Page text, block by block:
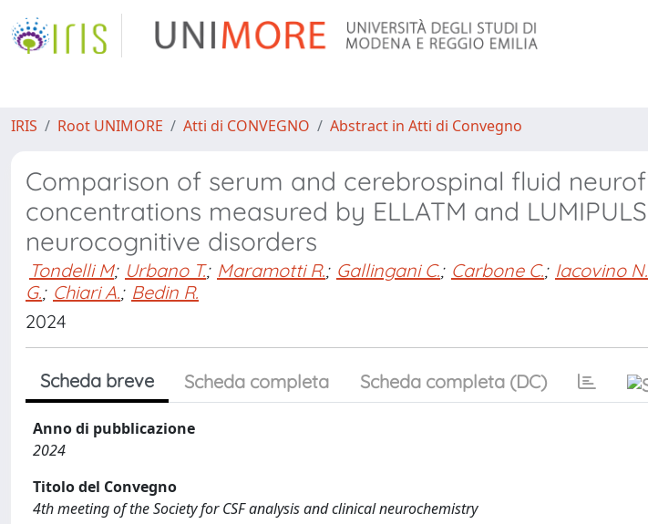
IRIS Root UNIMORE Atti di CONVEGNO Abstract in Atti di Convegno
Comparison of serum and cerebrospinal fluid
concentrations measured by ELLATM and
neurocognitive disorders
Tondelli M; Urbano T.; Maramotti R.; Gallingani C.; Carbone C.; Iacovino N.
G.; Chiari A.; Bedin R.
2024
Scheda breve Scheda completa Scheda completa (DC)
Anno di pubblicazione
2024
Titolo del Convegno
4th meeting of the Society for CSF analysis and clinical neurochemistry